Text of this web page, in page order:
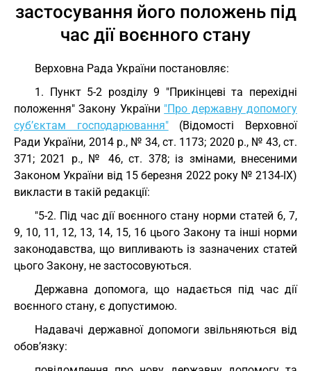
застосування його положень під
час дії воєнного стану
Верховна Рада України постановляє:
1. Пункт 5-2 розділу 9 "Прикінцеві та перехідні
положення" Закону України "Про державну допомогу
суб’єктам господарювання"(Відомості Верховної
Ради України, 2014 р., № 34, ст. 1173; 2020 р., № 43, ст.
371; 2021 р., № 46, ст. 378; із змінами, внесеними
Законом України від 15 березня 2022 року № 2134-IX)
викласти в такій редакції:
"5-2. Під час дії воєнного стану норми статей 6, 7,
9, 10, 11, 12, 13, 14, 15, 16 цього Закону та інші норми
законодавства, що випливають із зазначених статей
цього Закону, не застосовуються.
Державна допомога, що надається під час дії
воєнного стану, є допустимою.
Надавачі державної допомоги звільняються від
обов’язку: